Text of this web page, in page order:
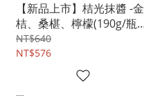
【新品上市】桔光抹醬 -金
桔、桑椹、檸檬(190g/瓶
*2)
NT$640
NT$576